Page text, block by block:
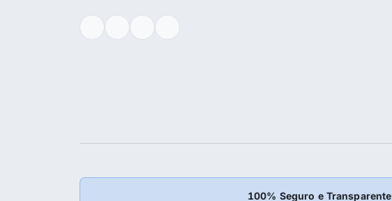
100% Seguro e Transparente